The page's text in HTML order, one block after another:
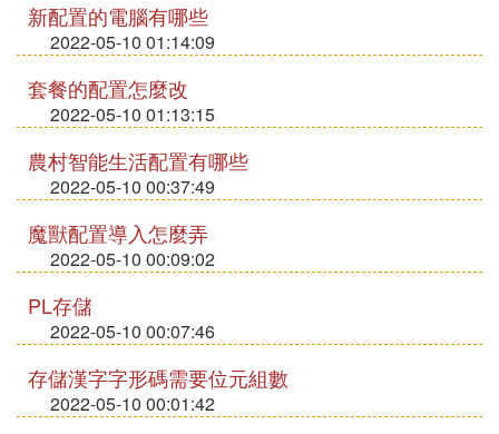
新配置的電腦有哪些
2022-05-10 01:14:09
套餐的配置怎麼改
2022-05-10 01:13:15
農村智能生活配置有哪些
2022-05-10 00:37:49
魔獸配置導入怎麼弄
2022-05-10 00:09:02
PL存儲
2022-05-10 00:07:46
存儲漢字字形碼需要位元組數
2022-05-10 00:01:42